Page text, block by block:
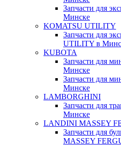
Запчасти для
Минске
KOMATSU UTILITY
Запчасти для
UTILITY в
KUBOTA
Запчасти для
Минске
Запчасти для
Минске
LAMBORGHINI
Запчасти для
Минске
LANDINI MASSEY
Запчасти для
MASSEY